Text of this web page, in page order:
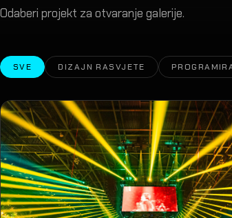
Odaberi projekt za otvaranje galerije.
SVE DIZAJN RASVJETE